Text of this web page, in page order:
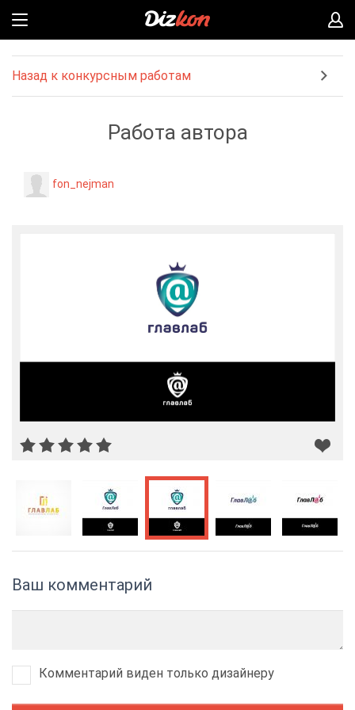
Назад к конкурсным работам
Работа автора
fon_nejman
Ваш комментарий
Комментарий виден только дизайнеру